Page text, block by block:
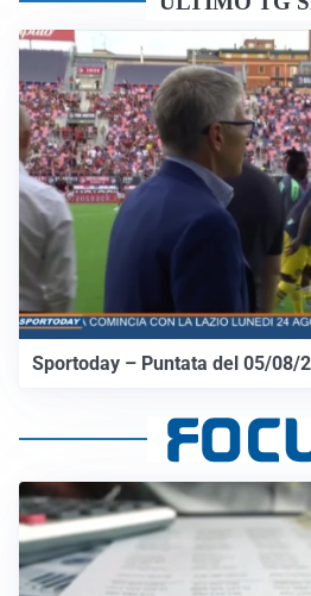
Sportoday – Puntata del 05/08/